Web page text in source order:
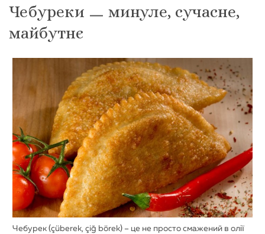
Чебуреки ㅡ минуле, сучасне,
майбутнє
Чебурек (çüberek, çiğ börek) – це не просто смажений в олії